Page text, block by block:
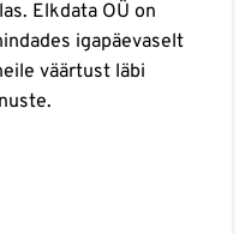
Elkdata OÜ on
igapäevaselt
väärtust läbi